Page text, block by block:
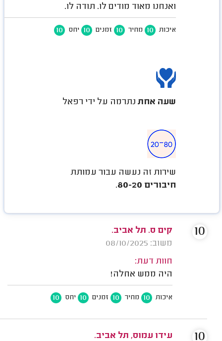
ואנחנו מאוד מודים לו. תודה לו.
איכות 10 מחיר 10 זמנים 10 יחס 10
שעה אחת נתרמה על ידי רפאל
שירות זה נעשה עבור עמותת
חיבורים 80-20
.
קים ס. תל אביב.
משוב: 08/10/2025
חוות דעת:
היה ממש אחלה!
איכות 10 מחיר 10 זמנים 10 יחס 10
10
עידו עמוס, תל אביב. 10